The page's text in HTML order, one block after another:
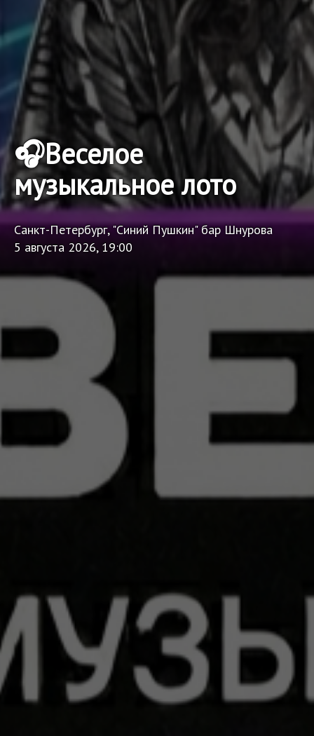
🎧Веселое
музыкальное лото
Санкт-Петербург, "Синий Пушкин" бар Шнурова
5 августа 2026, 19:00